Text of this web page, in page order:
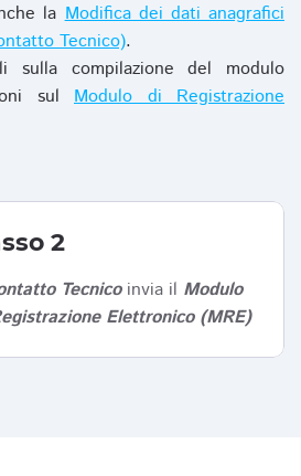
laModifica dei dati anagrafici
Tecnico).
sulla compilazione del modulo
sul Modulo di Registrazione
2
Tecnicoinvia il Modulo
Elettronico (MRE)